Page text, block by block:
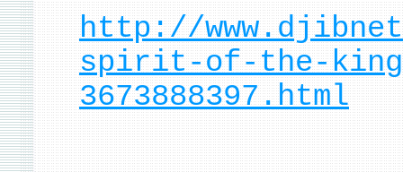
http://
spirit-of-the-
3673888397.html